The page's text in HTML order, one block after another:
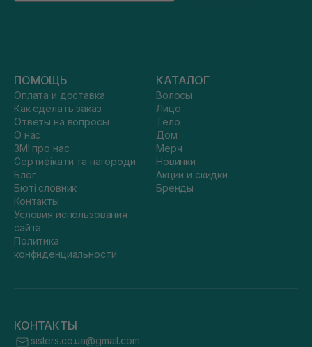
ПОМОЩЬ
Оплата и доставка
Как сделать заказ
Ответы на вопросы
О нас
ЗМІ про нас
Сертифікати та нагороди
Блог
Бюті словник
Контакты
Условия использования
сайта
Политика
конфиденциальности
КАТАЛОГ
Волосы
Лицо
Тело
Дом
Мерч
Новинки
Акции и скидки
Бренды
КОНТАКТЫ
sisters.co.ua@gmail.com